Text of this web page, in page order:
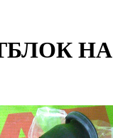
НА